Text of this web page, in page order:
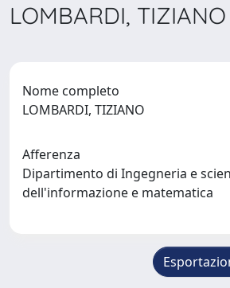
LOMBARDI, TIZIANO
Nome completo
LOMBARDI, TIZIANO
Afferenza
Dipartimento di Ingegneria e
dell'informazione e matematica